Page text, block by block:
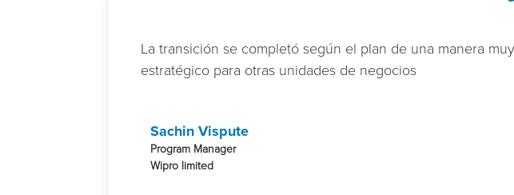
La transición se completó según el plan de una manera
estratégico para otras unidades de negocios
Sachin Vispute
Program Manager
Wipro limited